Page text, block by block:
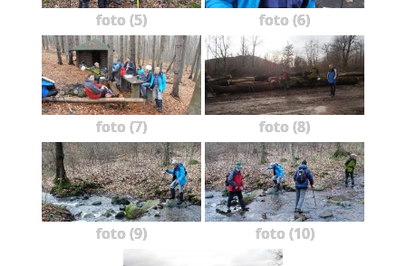
foto (5) foto (6)
foto (7) foto (8)
foto (9) foto (10)